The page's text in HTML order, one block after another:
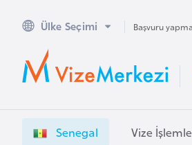
Ülke Seçimi Başvuru
Senegal Vize
A
u
s
a